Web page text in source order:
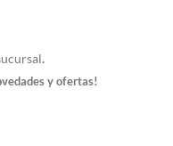
.
y ofertas!